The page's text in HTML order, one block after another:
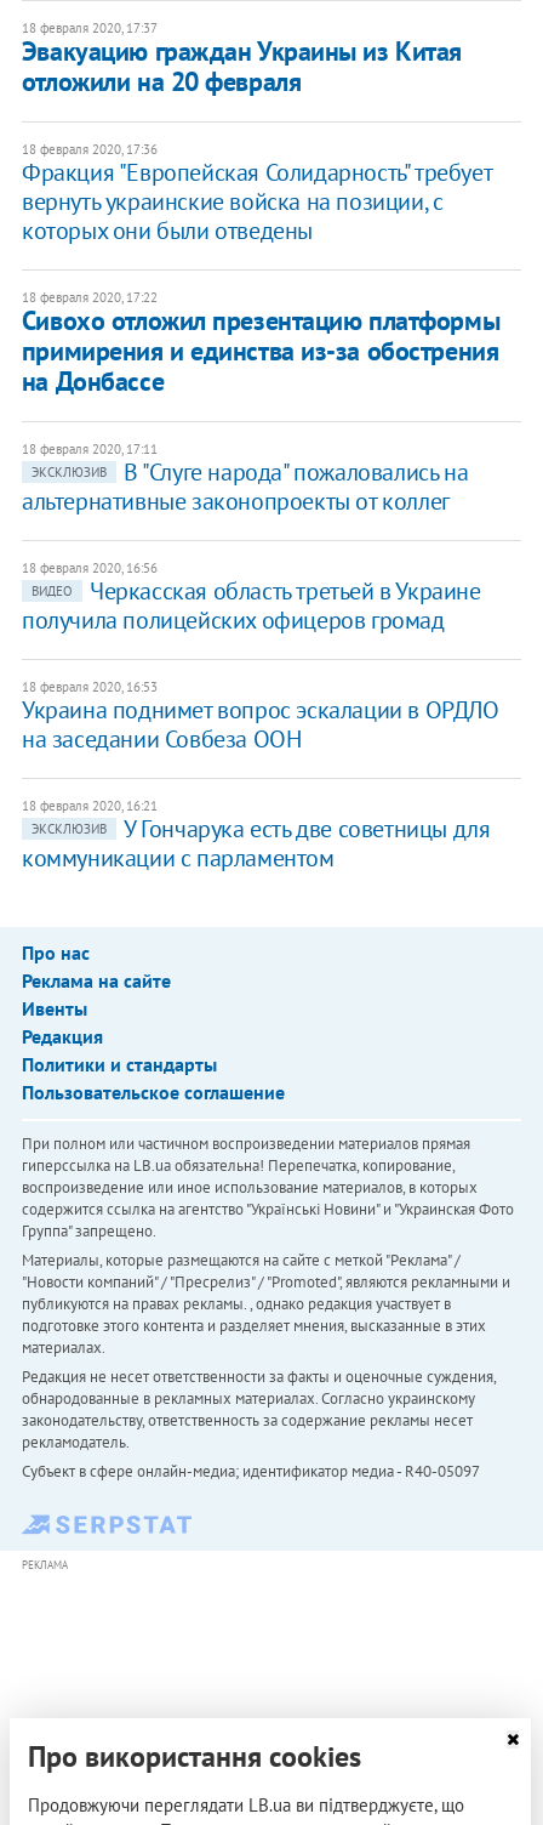
18 февраля 2020, 17:37
​Эвакуацию граждан Украины из Китая
отложили на 20 февраля
18 февраля 2020, 17:36
Фракция "Европейская Солидарность" требует
вернуть украинские войска на позиции, с
которых они были отведены
18 февраля 2020, 17:22
Сивохо отложил презентацию платформы
примирения и единства из-за обострения
на Донбассе
18 февраля 2020, 17:11
ЭКСКЛЮЗИВ
В "Слуге народа" пожаловались на
альтернативные законопроекты от коллег
18 февраля 2020, 16:56
ВИДЕО
Черкасская область третьей в Украине
получила полицейских офицеров громад
18 февраля 2020, 16:53
Украина поднимет вопрос эскалации в ОРДЛО
на заседании Совбеза ООН
18 февраля 2020, 16:21
ЭКСКЛЮЗИВ
У Гончарука есть две советницы для
коммуникации с парламентом
Про нас
Реклама на сайте
Ивенты
Редакция
Политики и стандарты
Пользовательское соглашение
При полном или частичном воспроизведении материалов прямая
гиперссылка на LB.ua обязательна! Перепечатка, копирование,
воспроизведение или иное использование материалов, в которых
содержится ссылка на агентство "Українськi Новини" и "Украинская Фото
Группа" запрещено.
Материалы, которые размещаются на сайте с меткой "Реклама" /
"Новости компаний" / "Пресрелиз" / "Promoted", являются рекламными и
публикуются на правах рекламы. , однако редакция участвует в
подготовке этого контента и разделяет мнения, высказанные в этих
материалах.
Редакция не несет ответственности за факты и оценочные суждения,
обнародованные в рекламных материалах. Согласно украинскому
законодательству, ответственность за содержание рекламы несет
рекламодатель.
Субъект в сфере онлайн-медиа; идентификатор медиа - R40-05097
РЕКЛАМА
Про використання cookies
Продовжуючи переглядати LB.ua ви підтверджуєте, що